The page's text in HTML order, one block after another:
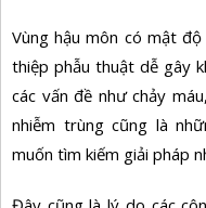
Vùng hậu môn có mật
thiệp phẫu thuật dễ gây
các vấn đề như chảy
nhiễm trùng cũng là
muốn tìm kiếm giải pháp